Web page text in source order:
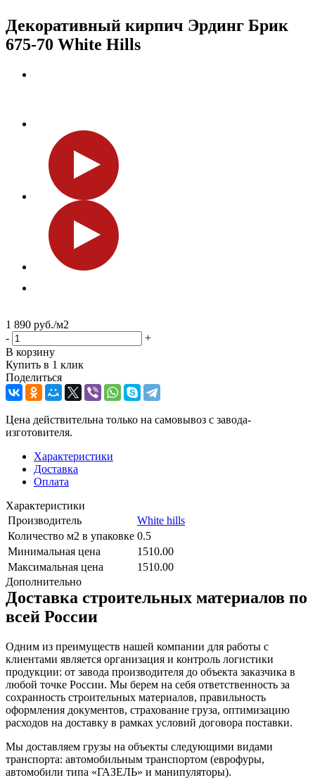
Декоративный кирпич Эрдинг Брик
675-70 White Hills
1 890 руб./м2
-
+
В корзину
Купить в 1 клик
Поделиться
Цена действительна только на самовывоз с завода-
изготовителя.
Характеристики
Доставка
Оплата
Характеристики
Производитель
White hills
Количество м2 в упаковке 0.5
Минимальная цена
1510.00
Максимальная цена
1510.00
Дополнительно
Доставка строительных материалов по
всей России
Одним из преимуществ нашей компании для работы с
клиентами является организация и контроль логистики
продукции: от завода производителя до объекта заказчика в
любой точке России. Мы берем на себя ответственность за
сохранность строительных материалов, правильность
оформления документов, страхование груза, оптимизацию
расходов на доставку в рамках условий договора поставки.
Мы доставляем грузы на объекты следующими видами
транспорта: автомобильным транспортом (еврофуры,
автомобили типа «ГАЗЕЛЬ» и манипуляторы).